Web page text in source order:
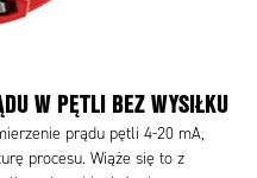
W PĘTLI BEZ WYSIŁKU
prądu pętli 4-20 mA,
procesu. Wiąże się to z